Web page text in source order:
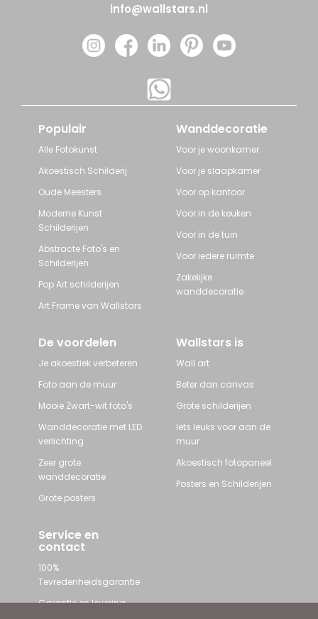
info@wallstars.nl
Populair
Alle Fotokunst
Akoestisch Schilderij
Oude Meesters
Moderne Kunst
Schilderijen
Abstracte Foto's en
Schilderijen
Pop Art schilderijen
Art Frame van Wallstars
Wanddecoratie
Voor je woonkamer
Voor je slaapkamer
Voor op kantoor
Voor in de keuken
Voor in de tuin
Voor iedere ruimte
Zakelijke
wanddecoratie
De voordelen
Je akoestiek verbeteren
Foto aan de muur
Mooie Zwart-wit foto's
Wanddecoratie met LED
verlichting
Zeer grote
wanddecoratie
Grote posters
Wallstars is
Wall art
Beter dan canvas
Grote schilderijen
Iets leuks voor aan de
muur
Akoestisch fotopaneel
Posters en Schilderijen
Service en
contact
100%
Tevredenheidsgarantie
Garantie en levering